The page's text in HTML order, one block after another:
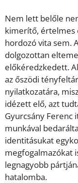
Nem lett belőle
kimerítő, értelmes
hordozó vita sem.
dolgozottan
előkéredzkedett.
az őszödi
nyilatkozatára,
idézett elő, azt
Gyurcsány Ferenc
munkával
identitásukat
megfogalmazókat
legnagyobb
hatalomba.